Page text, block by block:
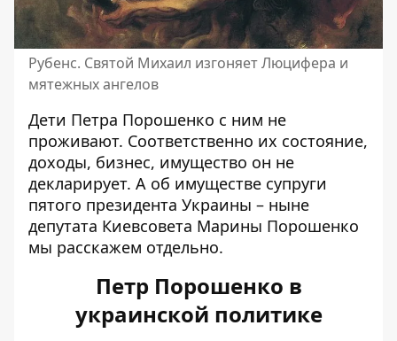
Рубенс. Святой Михаил изгоняет Люцифера и
мятежных ангелов
Дети Петра Порошенко с ним не
проживают. Соответственно их состояние,
доходы, бизнес, имущество он не
декларирует. А об имуществе супруги
пятого президента Украины – ныне
депутата Киевсовета Марины Порошенко
мы расскажем отдельно.
Петр Порошенко в
украинской политике